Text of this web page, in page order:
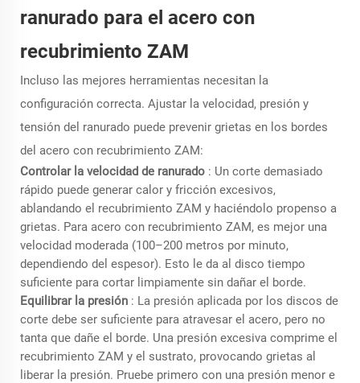
ranurado para el acero con
recubrimiento ZAM
Incluso las mejores herramientas necesitan la
configuración correcta. Ajustar la velocidad, presión y
tensión del ranurado puede prevenir grietas en los bordes
del acero con recubrimiento ZAM:
Controlar la velocidad de ranurado : Un corte demasiado
rápido puede generar calor y fricción excesivos,
ablandando el recubrimiento ZAM y haciéndolo propenso a
grietas. Para acero con recubrimiento ZAM, es mejor una
velocidad moderada (100–200 metros por minuto,
dependiendo del espesor). Esto le da al disco tiempo
suficiente para cortar limpiamente sin dañar el borde.
Equilibrar la presión : La presión aplicada por los discos de
corte debe ser suficiente para atravesar el acero, pero no
tanta que dañe el borde. Una presión excesiva comprime el
recubrimiento ZAM y el sustrato, provocando grietas al
liberar la presión. Pruebe primero con una presión menor e